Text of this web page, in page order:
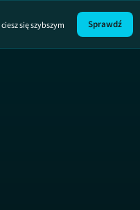
się szybszym
Sprawdź